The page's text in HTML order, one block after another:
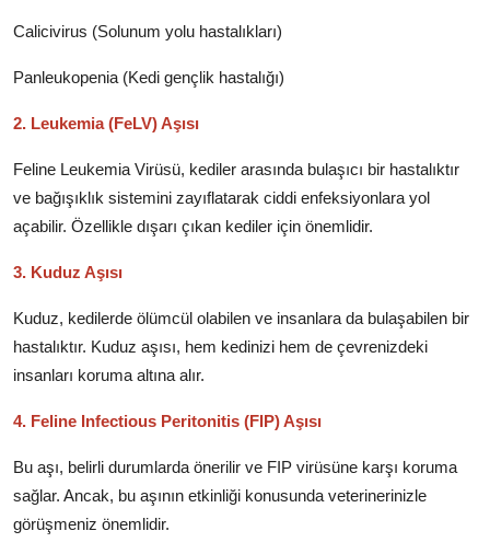
Calicivirus (Solunum yolu hastalıkları)
Panleukopenia (Kedi gençlik hastalığı)
2. Leukemia (FeLV) Aşısı
Feline Leukemia Virüsü, kediler arasında bulaşıcı bir hastalıktır
ve bağışıklık sistemini zayıflatarak ciddi enfeksiyonlara yol
açabilir. Özellikle dışarı çıkan kediler için önemlidir.
3. Kuduz Aşısı
Kuduz, kedilerde ölümcül olabilen ve insanlara da bulaşabilen bir
hastalıktır. Kuduz aşısı, hem kedinizi hem de çevrenizdeki
insanları koruma altına alır.
4. Feline Infectious Peritonitis (FIP) Aşısı
Bu aşı, belirli durumlarda önerilir ve FIP virüsüne karşı koruma
sağlar. Ancak, bu aşının etkinliği konusunda veterinerinizle
görüşmeniz önemlidir.